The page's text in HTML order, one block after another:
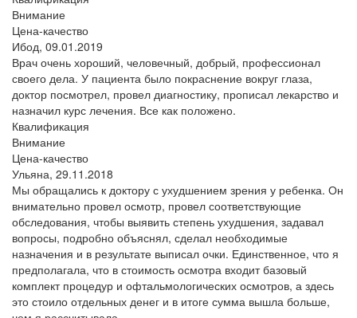
Внимание
Цена-качество
Ибод, 09.01.2019
Врач очень хороший, человечный, добрый, профессионал
своего дела. У пациента было покраснение вокруг глаза,
доктор посмотрел, провел диагностику, прописал лекарство и
назначил курс лечения. Все как положено.
Квалификация
Внимание
Цена-качество
Ульяна, 29.11.2018
Мы обращались к доктору с ухудшением зрения у ребенка. Он
внимательно провел осмотр, провел соответствующие
обследования, чтобы выявить степень ухудшения, задавал
вопросы, подробно объяснял, сделал необходимые
назначения и в результате выписал очки. Единственное, что я
предполагала, что в стоимость осмотра входит базовый
комплект процедур и офтальмологических осмотров, а здесь
это стоило отдельных денег и в итоге сумма вышла больше,